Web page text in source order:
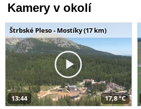
Kamery v okolí
Štrbské Pleso - Mostíky (17 km)
13:44 17,8 °C